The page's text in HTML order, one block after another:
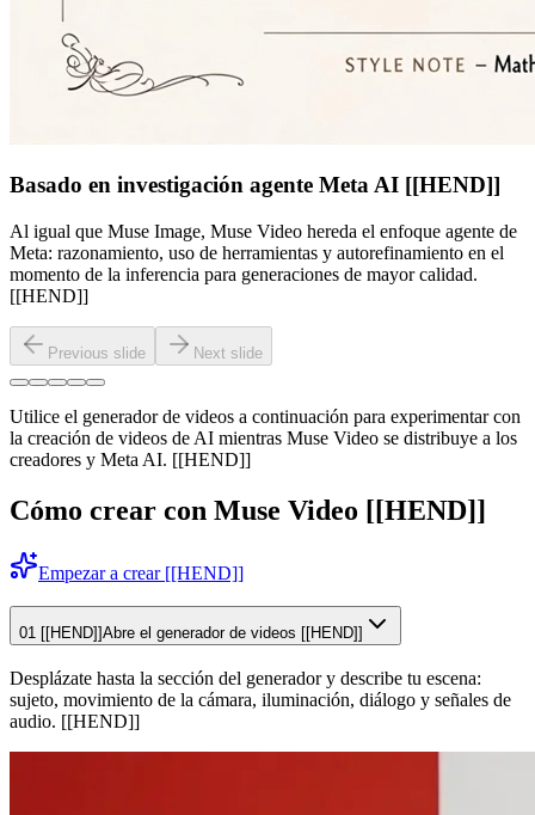
Basado en investigación agente Meta AI [[HEND]]
Al igual que Muse Image, Muse Video hereda el enfoque agente de
Meta: razonamiento, uso de herramientas y autorefinamiento en el
momento de la inferencia para generaciones de mayor calidad.
[[HEND]]
Previous slide Next slide
Utilice el generador de videos a continuación para experimentar con
la creación de videos de AI mientras Muse Video se distribuye a los
creadores y Meta AI. [[HEND]]
Cómo crear con Muse Video [[HEND]]
Empezar a crear [[HEND]]
01 [[HEND]]Abre el generador de videos [[HEND]]
Desplázate hasta la sección del generador y describe tu escena:
sujeto, movimiento de la cámara, iluminación, diálogo y señales de
audio. [[HEND]]